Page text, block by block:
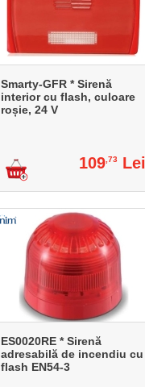
Smarty-GFR * Sirenă
interior cu flash, culoare
roșie, 24 V
109,73 Lei
ES0020RE * Sirenă
adresabilă de incendiu cu
flash EN54-3